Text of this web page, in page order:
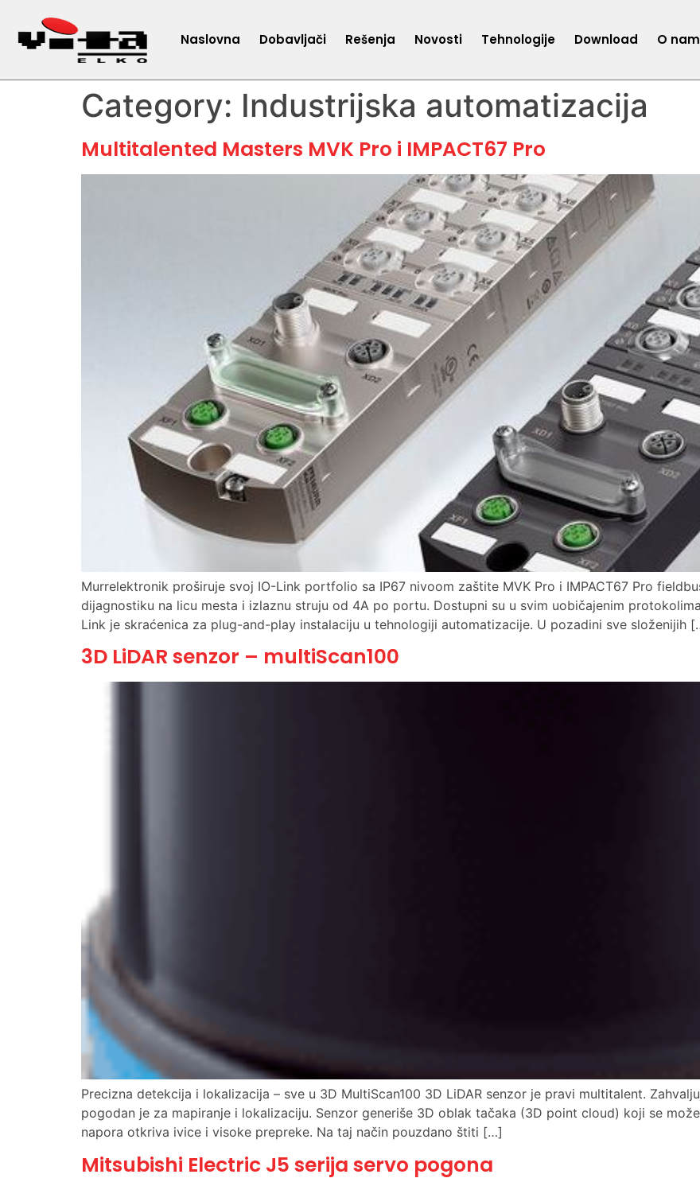
Naslovna Dobavljači Rešenja Novosti Tehnologije Download O
Category: Industrijska automatizacija
Multitalented Masters MVK Pro i IMPACT67 Pro
Murrelektronik proširuje svoj IO-Link portfolio sa IP67 nivoom zaštite MVK Pro i IMPACT67 Pro
dijagnostiku na licu mesta i izlaznu struju od 4A po portu. Dostupni su u svim uobičajenim
Link je skraćenica za plug-and-play instalaciju u tehnologiji automatizacije. U pozadini sve složenijih
3D LiDAR senzor – multiScan100
Precizna detekcija i lokalizacija – sve u 3D MultiScan100 3D LiDAR senzor je pravi multitalent.
pogodan je za mapiranje i lokalizaciju. Senzor generiše 3D oblak tačaka (3D point cloud) koji se
napora otkriva ivice i visoke prepreke. Na taj način pouzdano štiti […]
Mitsubishi Electric J5 serija servo pogona